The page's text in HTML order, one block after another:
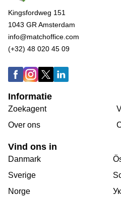
Kingsfordweg 151
1043 GR Amsterdam
info@matchoffice.com
(+32) 48 020 45 09
Informatie
Zoekagent
Over ons
Vind ons in
Danmark
Sverige
Norge